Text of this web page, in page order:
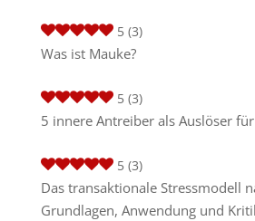
5 (3)
Was ist Mauke?
5 (3)
5 innere Antreiber als Auslöser
5 (3)
Das transaktionale Stressmodell
Grundlagen, Anwendung und